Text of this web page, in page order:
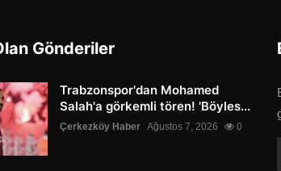
Gönderiler
Trabzonspor'dan Mohamed
Salah'a görkemli tören! 'Böyles...
Çerkezköy Haber Ağustos 7, 2026 0